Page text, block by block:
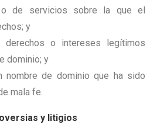
o de servicios sobre la que el
y
o intereses legítimos
dominio; y
nombre de dominio que ha sido
mala fe.
y litigios